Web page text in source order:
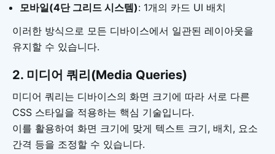
모바일(4단 그리드 시스템): 1개의 카드 UI 배치
이러한 방식으로 모든 디바이스에서 일관된 레이아웃을
유지할 수 있습니다.
2. 미디어 쿼리(Media Queries)
미디어 쿼리는 디바이스의 화면 크기에 따라 서로 다른
CSS 스타일을 적용하는 핵심 기술입니다.
이를 활용하여 화면 크기에 맞게 텍스트 크기, 배치, 요소
간격 등을 조정할 수 있습니다.